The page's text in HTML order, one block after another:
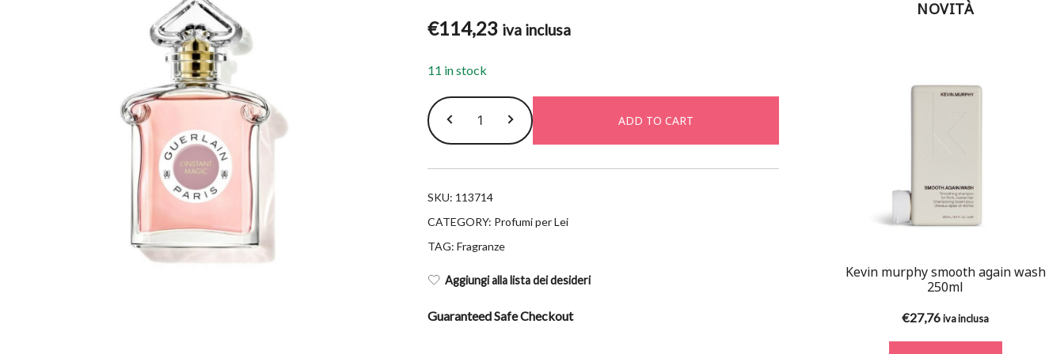
€114,23 iva inclusa
11 in stock
Guerlain
l'instant
magic
epv
ADD TO CART
SKU: 113714
CATEGORY: Profumi per Lei
TAG: Fragranze
Aggiungi alla lista dei desideri
Guaranteed Safe Checkout
NOVITÀ
Kevin murphy smooth again wash
250ml
€27,76iva inclusa